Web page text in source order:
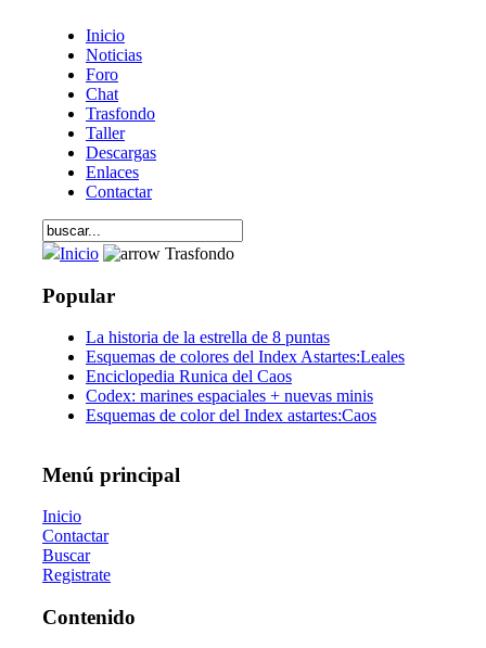
Inicio
Noticias
Foro
Chat
Trasfondo
Taller
Descargas
Enlaces
Contactar
Inicio Trasfondo
Popular
La historia de la estrella de 8 puntas
Esquemas de colores del Index Astartes:Leales
Enciclopedia Runica del Caos
Codex: marines espaciales + nuevas minis
Esquemas de color del Index astartes:Caos
Menú principal
Inicio
Contactar
Buscar
Registrate
Contenido